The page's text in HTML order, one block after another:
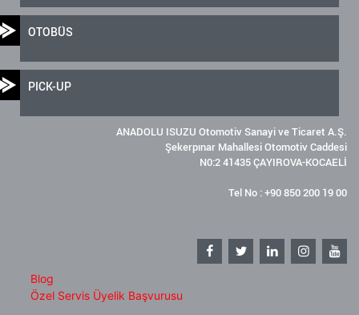
OTOBÜS
PICK-UP
ANADOLU ISUZU Otomotiv Sanayi ve Ticaret A.Ş.
Şekerpınar Mahallesi Otomotiv Caddesi
N0:2 41435 ÇAYIROVA-KOCAELİ
Tel No : +90 850 200 19 00
Blog
Özel Servis Üyelik Başvurusu